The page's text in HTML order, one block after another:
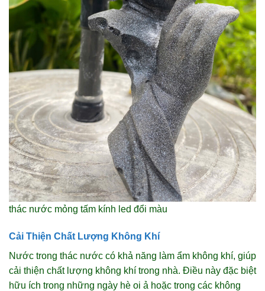
thác nước mỏng tấm kính led đổi màu
Cải Thiện Chất Lượng Không Khí
Nước trong thác nước có khả năng làm ẩm không khí, giúp
cải thiện chất lượng không khí trong nhà. Điều này đặc biệt
hữu ích trong những ngày hè oi ả hoặc trong các không